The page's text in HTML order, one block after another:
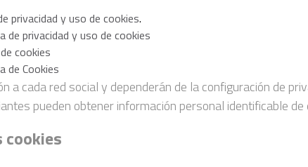
privacidad y uso de cookies.
de privacidad y uso de cookies
cookies
de Cookies
a cada red social y dependerán de la configuración de
pueden obtener información personal identificable
cookies